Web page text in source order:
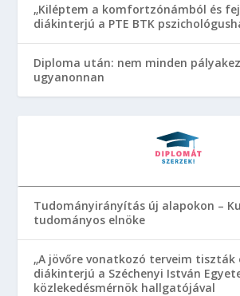
„Kiléptem a komfortzónámból és
diákinterjú a PTE BTK
Diploma után: nem minden
ugyanonnan
Tudományirányítás új alapokon –
tudományos elnöke
„A jövőre vonatkozó terveim tiszták
diákinterjú a Széchenyi István
közlekedésmérnök hallgatójával